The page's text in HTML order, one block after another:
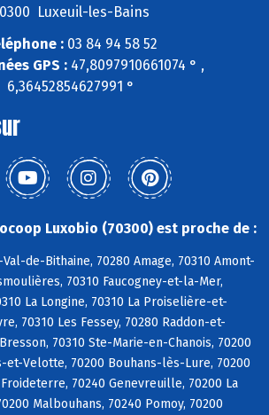
Luxeuil-les-Bains
:03 84 94 58 52
GPS :47,8097910661074 ° ,
6,36452854627991 °
Luxobio (70300) est proche de :
de-Bithaine, 70280 Amage, 70310 Amont-
70310 Faucogney-et-la-Mer,
La Longine, 70310 La Proiselière-et-
70310 Les Fessey, 70280 Raddon-et-
70310 Ste-Marie-en-Chanois, 70200
et-Velotte, 70200 Bouhans-lès-Lure, 70200
70240 Genevreuille, 70200 La
Malbouhans, 70240 Pomoy, 70200